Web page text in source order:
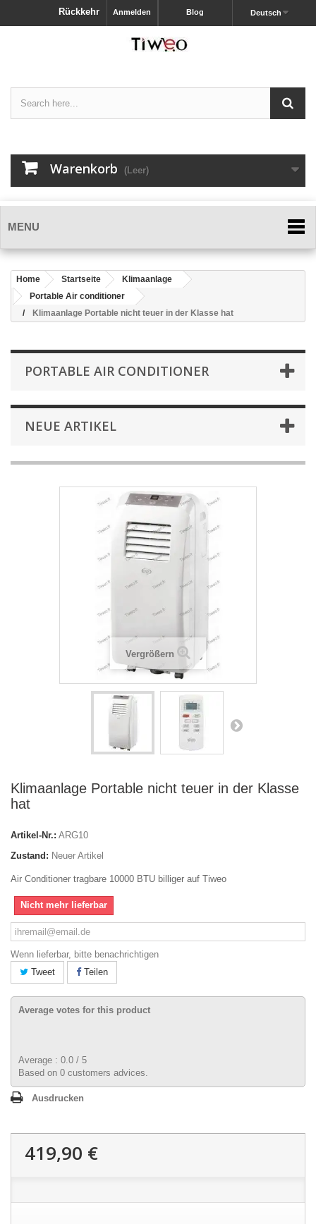
Deutsch
Blog
Anmelden
Rückkehr
Warenkorb (Leer)
MENU
Home Startseite
Klimaanlage
Portable Air conditioner
Klimaanlage Portable nicht teuer in der Klasse hat
PORTABLE AIR CONDITIONER
NEUE ARTIKEL
Vergrößern
Klimaanlage Portable nicht teuer in der Klasse
hat
Artikel-Nr.: ARG10
Zustand: Neuer Artikel
Air Conditioner tragbare 10000 BTU billiger auf Tiweo
Nicht mehr lieferbar
Wenn lieferbar, bitte benachrichtigen
Tweet
Teilen
Average votes for this product
Average : 0.0 / 5
Based on 0 customers advices.
Ausdrucken
419,90 €